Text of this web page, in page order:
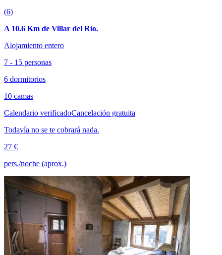
(6)
A 10.6 Km de Villar del Río.
Alojamiento entero
7 - 15 personas
6 dormitorios
10 camas
Calendario verificadoCancelación gratuita
Todavía no se te cobrará nada.
27 €
pers./noche (aprox.)